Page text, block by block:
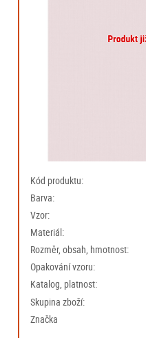
Kód produktu:
Barva:
Vzor:
Materiál:
Rozměr, obsah, hmotnost:
Opakování vzoru:
Katalog, platnost:
Skupina zboží:
Značka